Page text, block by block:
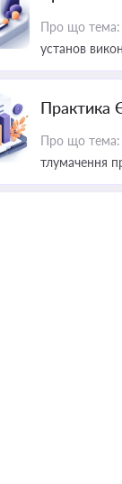
Про що тема:
установ
Практика
Про що тема:
тлумачення